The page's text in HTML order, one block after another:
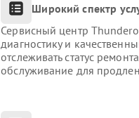
Широкий спектр
Сервисный центр
диагностику и
отслеживать статус
обслуживание для